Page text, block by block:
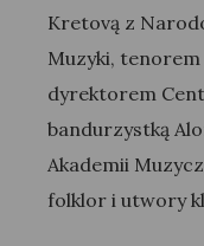
Kretovą z
Muzyki,
dyrektorem
bandurzystką
Akademii
folklor i utwory